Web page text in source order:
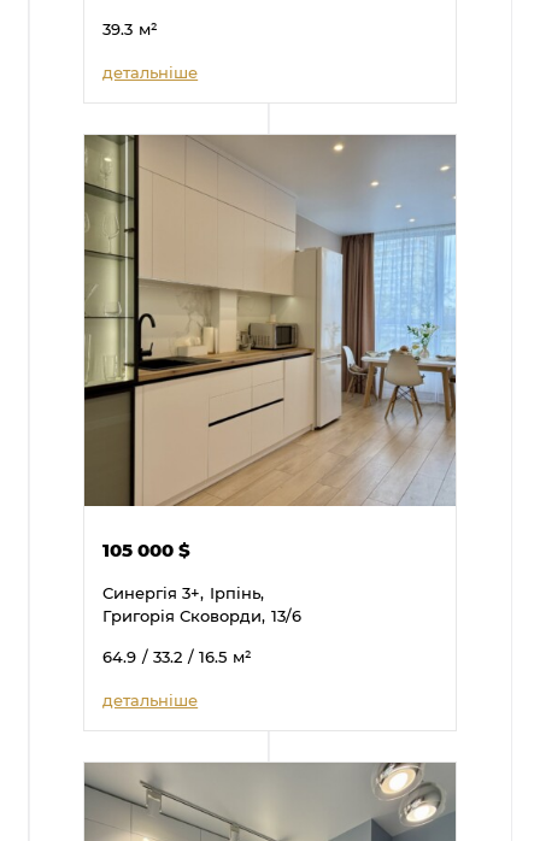
39.3 м²
детальніше
105 000$
Синергія 3+, Ірпінь,
Григорія Сковорди, 13/6
64.9 / 33.2 / 16.5 м²
детальніше